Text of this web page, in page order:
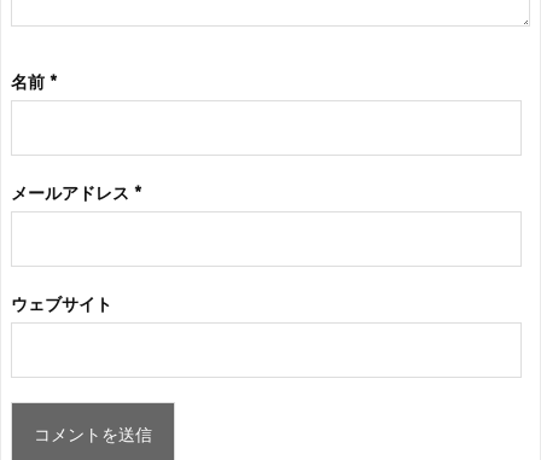
名前 *
メールアドレス *
ウェブサイト